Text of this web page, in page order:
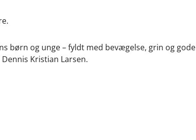
børn og unge – fyldt med bevægelse, grin og gode
Kristian Larsen.